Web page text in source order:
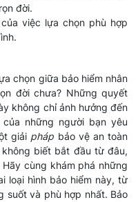
đời.
việc lựa chọn phù hợp
chọn giữa bảo hiểm nhân
đời chưa? Những quyết
không chỉ ảnh hưởng đến
những người bạn yêu
giải pháp bảo vệ an toàn
biết bắt đầu từ đâu,
cùng khám phá những
loại hình bảo hiểm này, từ
suốt và phù hợp nhất. Bảo